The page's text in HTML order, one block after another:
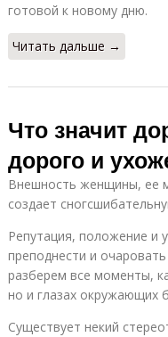
готовой к новому дню.
Читать дальше →
Что значит
дорого и
Внешность женщины, ее
создает
Репутация, положение и
преподнести и
разберем все моменты,
но и глазах окружающих
Существует некий